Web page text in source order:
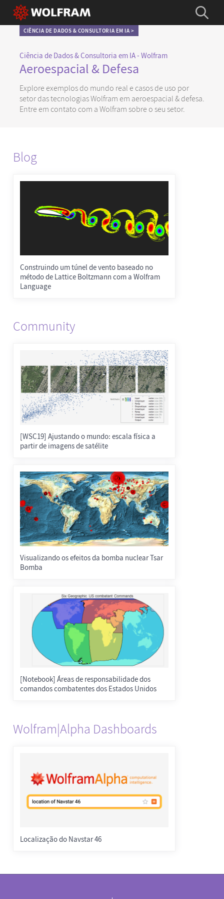
CIÊNCIA DE DADOS & CONSULTORIA EM IA >
Ciência de Dados & Consultoria em IA - Wolfram
Aeroespacial & Defesa
Explore exemplos do mundo real e casos de uso por
setor das tecnologias Wolfram em aeroespacial & defesa.
Entre em contato com a Wolfram sobre o seu setor.
Blog
Construindo um túnel de vento baseado no
método de Lattice Boltzmann com a Wolfram
Language
Community
[WSC19] Ajustando o mundo: escala física a
partir de imagens de satélite
Visualizando os efeitos da bomba nuclear Tsar
Bomba
[Notebook] Áreas de responsabilidade dos
comandos combatentes dos Estados Unidos
Wolfram|Alpha Dashboards
Localização do Navstar 46